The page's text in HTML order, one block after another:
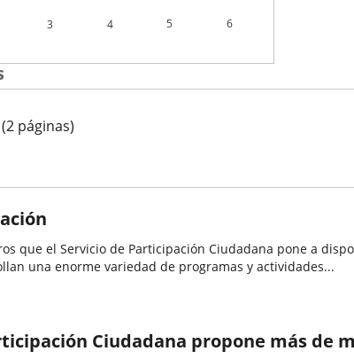
3 4 5 6
(2 páginas)
que el Servicio de Participación Ciudadana pone a
una enorme variedad de programas y actividades...
Ciudadana propone más